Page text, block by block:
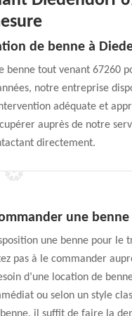
de benne à
tout venant 67260
notre entreprise
adéquate et
auprès de notre
directement.
une benne
une benne pour le
pas à le commander
d’une location de
ou selon un style